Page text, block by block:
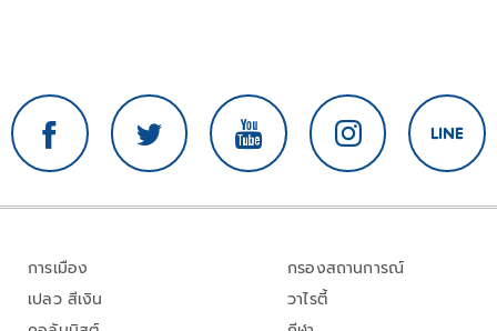
การเมือง
เปลว สีเงิน
กรองสถานการณ์
วาไรตี้